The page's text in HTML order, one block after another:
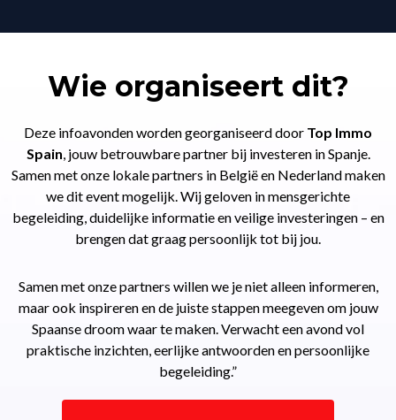
Wie organiseert dit?
Deze infoavonden worden georganiseerd door Top Immo
Spain, jouw betrouwbare partner bij investeren in Spanje.
Samen met onze lokale partners in België en Nederland maken
we dit event mogelijk. Wij geloven in mensgerichte
begeleiding, duidelijke informatie en veilige investeringen – en
brengen dat graag persoonlijk tot bij jou.
Samen met onze partners willen we je niet alleen informeren,
maar ook inspireren en de juiste stappen meegeven om jouw
Spaanse droom waar te maken. Verwacht een avond vol
praktische inzichten, eerlijke antwoorden en persoonlijke
begeleiding.”